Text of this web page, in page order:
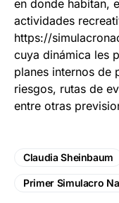
en donde habitan,
actividades
https://
cuya dinámica les
planes internos de
riesgos, rutas de
entre otras
Claudia Sheinbaum
Primer Simulacro